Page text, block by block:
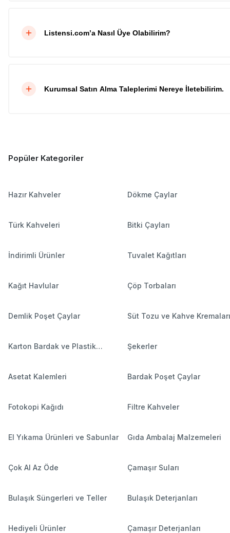
Listensi.com’a Nasıl Üye Olabilirim?
Kurumsal Satın Alma Taleplerimi Nereye İletebilirim.
Popüler Kategoriler
Hazır Kahveler Dökme Çaylar
Türk Kahveleri Bitki Çayları
İndirimli Ürünler Tuvalet Kağıtları
Kağıt Havlular Çöp Torbaları
Demlik Poşet Çaylar Süt Tozu ve Kahve Kremaları
Karton Bardak ve Plastik
Şekerler
Asetat Kalemleri Bardak Poşet Çaylar
Fotokopi Kağıdı Filtre Kahveler
El Yıkama Ürünleri ve Sabunlar Gıda Ambalaj Malzemeleri
Çok Al Az Öde Çamaşır Suları
Bulaşık Süngerleri ve Teller Bulaşık Deterjanları
Hediyeli Ürünler Çamaşır Deterjanları